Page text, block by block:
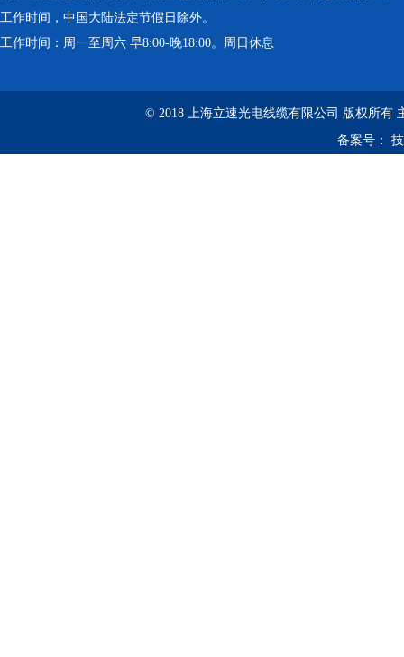
工作时间，中国大陆法定节假日除外。
工作时间：周一至周六 早8:00-晚18:00。周日休息
© 2018 上海立速光电线缆有限公司 版权所有
备案号：